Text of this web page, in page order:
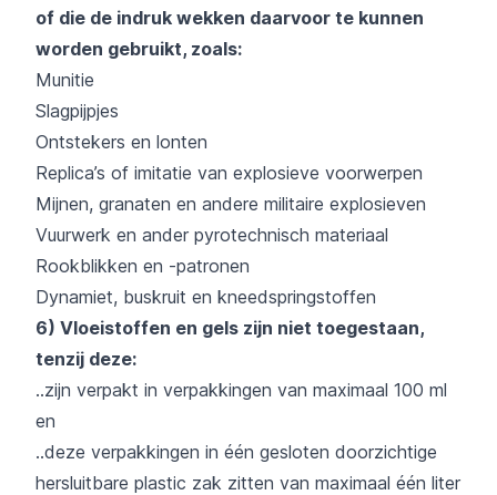
of die de indruk wekken daarvoor te kunnen
worden gebruikt, zoals:
Munitie
Slagpijpjes
Ontstekers en lonten
Replica’s of imitatie van explosieve voorwerpen
Mijnen, granaten en andere militaire explosieven
Vuurwerk en ander pyrotechnisch materiaal
Rookblikken en -patronen
Dynamiet, buskruit en kneedspringstoffen
6) Vloeistoffen en gels zijn niet toegestaan,
tenzij deze:
..zijn verpakt in verpakkingen van maximaal 100 ml
en
..deze verpakkingen in één gesloten doorzichtige
hersluitbare plastic zak zitten van maximaal één liter